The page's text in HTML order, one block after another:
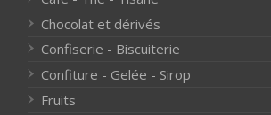
Chocolat et dérivés
Confiserie - Biscuiterie
Confiture - Gelée - Sirop
Fruits